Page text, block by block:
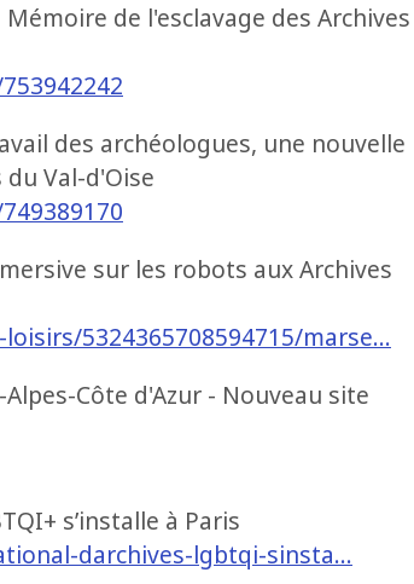
de l'esclavage des Archives
des archéologues, une nouvelle
Val-d'Oise
sur les robots aux Archives
5324365708594715/marse…
Côte d'Azur - Nouveau site
s’installe à Paris
darchives-lgbtqi-sinsta…